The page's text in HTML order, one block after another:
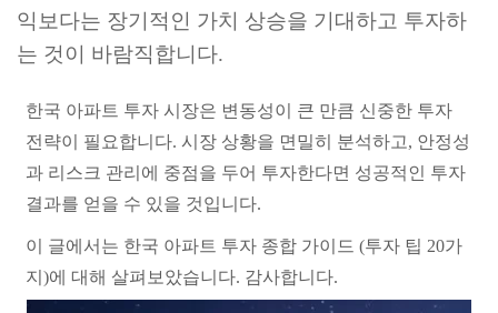
익보다는 장기적인 가치 상승을 기대하고 투자하
는 것이 바람직합니다.
한국 아파트 투자 시장은 변동성이 큰 만큼 신중한 투자
전략이 필요합니다. 시장 상황을 면밀히 분석하고, 안정성
과 리스크 관리에 중점을 두어 투자한다면 성공적인 투자
결과를 얻을 수 있을 것입니다.
이 글에서는 한국 아파트 투자 종합 가이드 (투자 팁 20가
지)에 대해 살펴보았습니다. 감사합니다.